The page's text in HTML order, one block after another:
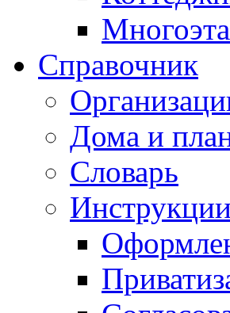
Справочник
Дома и
Словарь
Инструкции